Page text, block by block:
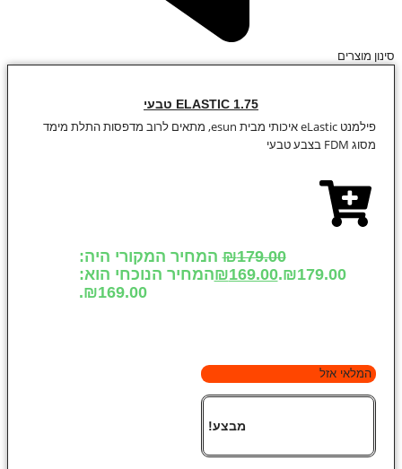
סינון מוצרים
ELASTIC 1.75 טבעי
פילמנט eLastic איכותי מבית esun, מתאים לרוב מדפסות התלת מימד
מסוג FDM בצבע טבעי
₪179.00
המחיר המקורי היה:
₪179.00.
₪169.00
המחיר הנוכחי הוא:
₪169.00.
המלאי אזל
מבצע!